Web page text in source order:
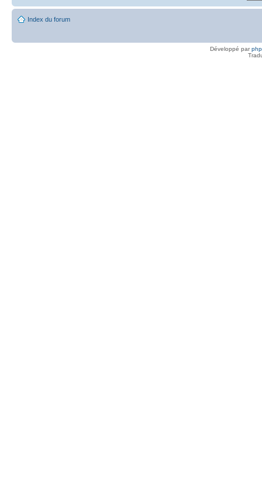
Index du forum
Développé par